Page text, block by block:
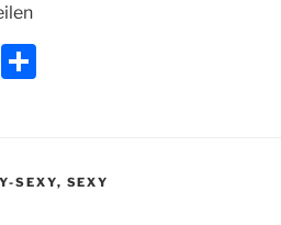
E
n
SEXY, SEXY